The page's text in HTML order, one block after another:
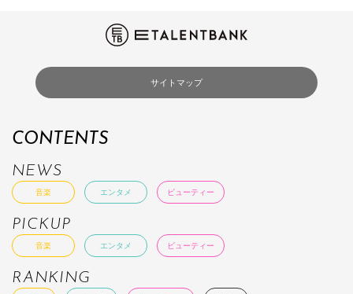
サイトマップ
CONTENTS
NEWS
音楽 エンタメ ビューティー
PICKUP
音楽 エンタメ ビューティー
RANKING